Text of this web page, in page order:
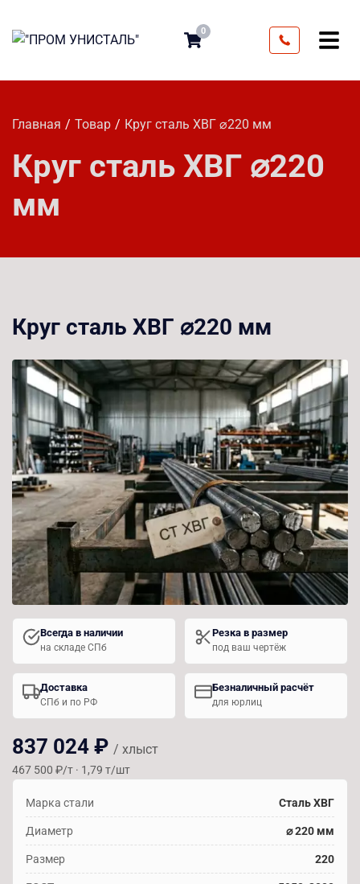
0
Главная Товар Круг сталь ХВГ ⌀220 мм
Круг сталь ХВГ ⌀220
мм
Круг сталь ХВГ ⌀220 мм
Всегда в наличии
на складе СПб
Резка в размер
под ваш чертёж
Доставка
СПб и по РФ
Безналичный расчёт
для юрлиц
837 024 ₽ / хлыст
467 500 ₽/т · 1,79 т/шт
Марка стали Сталь ХВГ
Диаметр ⌀ 220 мм
Размер 220